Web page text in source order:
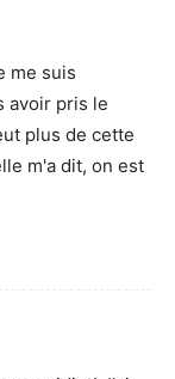
me suis
avoir pris le
plus de cette
m'a dit, on est